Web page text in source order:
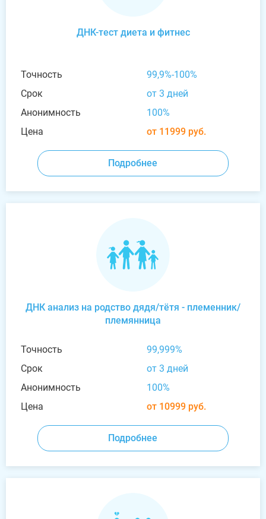
ДНК-тест диета и фитнес
Точность
99,9%-100%
Срок
от 3 дней
Анонимность
100%
Цена
от 11999 руб.
Подробнее
ДНК анализ на родство дядя/тётя - племенник/
племянница
Точность
99,999%
Срок
от 3 дней
Анонимность
100%
Цена
от 10999 руб.
Подробнее